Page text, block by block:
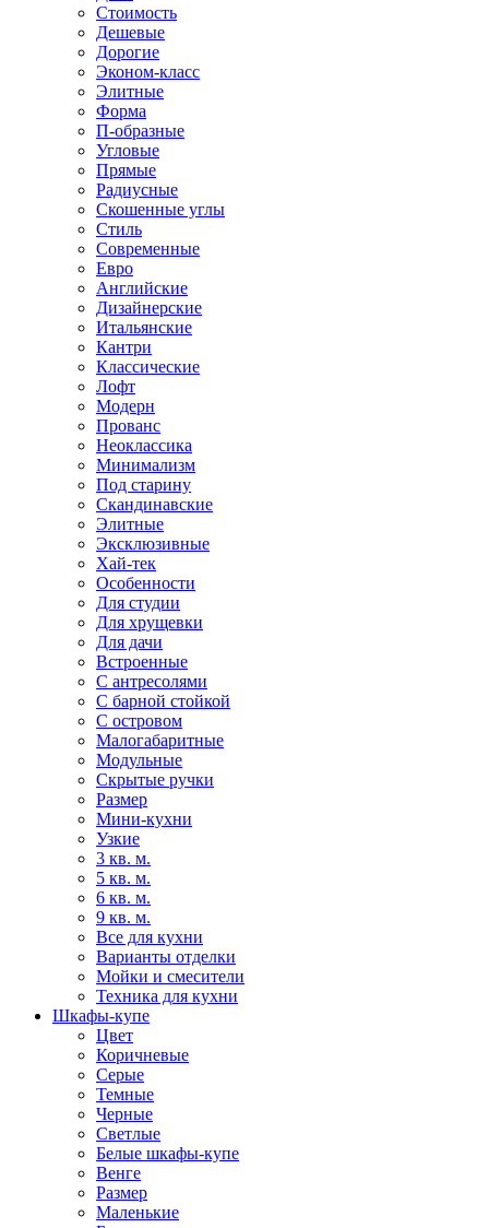
Стоимость
Дешевые
Дорогие
Эконом-класс
Элитные
Форма
П-образные
Угловые
Прямые
Радиусные
Скошенные углы
Стиль
Современные
Евро
Английские
Дизайнерские
Итальянские
Кантри
Классические
Лофт
Модерн
Прованс
Неоклассика
Минимализм
Под старину
Скандинавские
Элитные
Эксклюзивные
Хай-тек
Особенности
Для студии
Для хрущевки
Для дачи
Встроенные
С антресолями
С барной стойкой
С островом
Малогабаритные
Модульные
Скрытые ручки
Размер
Мини-кухни
Узкие
3 кв. м.
5 кв. м.
6 кв. м.
9 кв. м.
Все для кухни
Варианты отделки
Мойки и смесители
Техника для кухни
Шкафы-купе
Цвет
Коричневые
Серые
Темные
Черные
Светлые
Белые шкафы-купе
Венге
Размер
Маленькие